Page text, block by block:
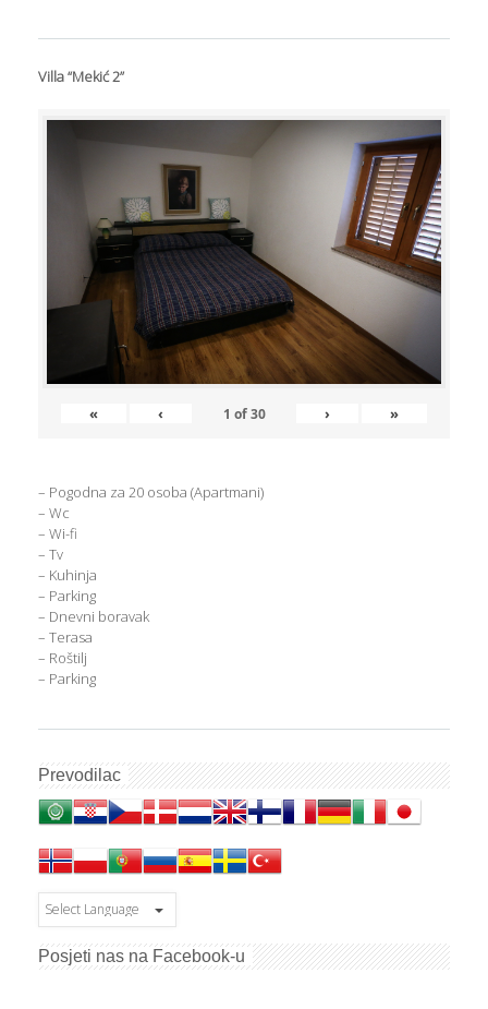
Villa “Mekić 2”
« ‹ 1 of30 › »
– Pogodna za 20 osoba (Apartmani)
– Wc
– Wi-fi
– Tv
– Kuhinja
– Parking
– Dnevni boravak
– Terasa
– Roštilj
– Parking
Prevodilac
Posjeti nas na Facebook-u